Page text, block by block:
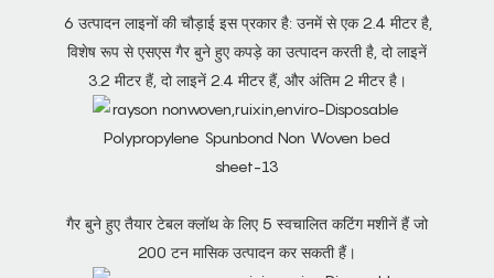
6 उत्पादन लाइनों की चौड़ाई इस प्रकार है: उनमें से एक 2.4 मीटर है,
विशेष रूप से एसएस गैर बुने हुए कपड़े का उत्पादन करती है, दो लाइनें
3.2 मीटर हैं, दो लाइनें 2.4 मीटर हैं, और अंतिम 2 मीटर है।
गैर बुने हुए तैयार टेबल क्लॉथ के लिए 5 स्वचालित कटिंग मशीनें हैं जो
200 टन मासिक उत्पादन कर सकती हैं।